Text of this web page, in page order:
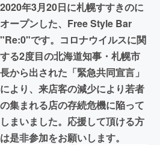
CAMPFIRE for Social Good
CAMPFIREふるさと納税
2020年3月20日に札幌すすきのに
オープンした、Free Style Bar
"Re:0"です。コロナウイルスに関
する2度目の北海道知事・札幌市
長から出された「緊急共同宣言」
により、来店客の減少により若者
の集まれる店の存続危機に陥って
しまいました。応援して頂ける方
は是非参加をお願いします。